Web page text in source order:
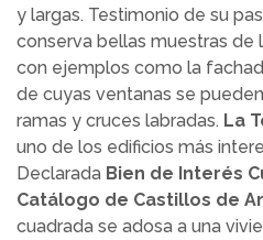
y largas. Testimonio de su
conserva bellas muestras de
con ejemplos como la
de cuyas ventanas se
ramas y cruces labradas. La
uno de los edificios más
Declarada Bien de Interés
Catálogo de Castillos de
cuadrada se adosa a una